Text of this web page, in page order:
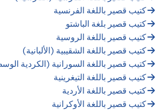
كتيب قصير باللغة الفرنسية
كتيب قصير بلغة الباشتو
كتيب قصير باللغة الروسية
كتيب قصير باللغة الشقيبية (الألبانية)
كتيب قصير باللغة السورانية (الكردية
كتيب قصير باللغة التيغرينية
كتيب قصير باللغة الأردية
كتيب قصير باللغة الأوكرانية